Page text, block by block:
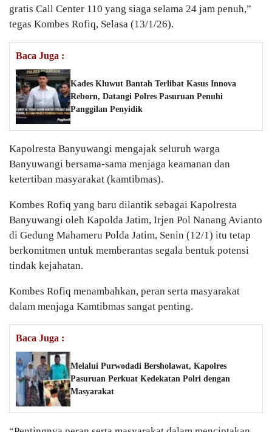
gratis Call Center 110 yang siaga selama 24 jam penuh,”
tegas Kombes Rofiq, Selasa (13/1/26).
Baca Juga :
Kades Kluwut Bantah Terlibat Kasus Innova
Reborn, Datangi Polres Pasuruan Penuhi
Panggilan Penyidik
Kapolresta Banyuwangi mengajak seluruh warga
Banyuwangi bersama-sama menjaga keamanan dan
ketertiban masyarakat (kamtibmas).
Kombes Rofiq yang baru dilantik sebagai Kapolresta
Banyuwangi oleh Kapolda Jatim, Irjen Pol Nanang Avianto
di Gedung Mahameru Polda Jatim, Senin (12/1) itu tetap
berkomitmen untuk memberantas segala bentuk potensi
tindak kejahatan.
Kombes Rofiq menambahkan, peran serta masyarakat
dalam menjaga Kamtibmas sangat penting.
Baca Juga :
Melalui Purwodadi Bersholawat, Kapolres
Pasuruan Perkuat Kedekatan Polri dengan
Masyarakat